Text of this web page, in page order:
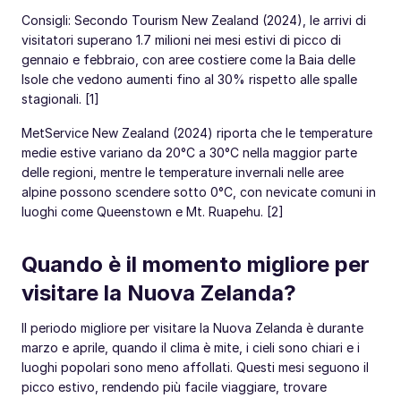
Consigli: Secondo Tourism New Zealand (2024), le arrivi di
visitatori superano 1.7 milioni nei mesi estivi di picco di
gennaio e febbraio, con aree costiere come la Baia delle
Isole che vedono aumenti fino al 30% rispetto alle spalle
stagionali. [1]
MetService New Zealand (2024) riporta che le temperature
medie estive variano da 20°C a 30°C nella maggior parte
delle regioni, mentre le temperature invernali nelle aree
alpine possono scendere sotto 0°C, con nevicate comuni in
luoghi come Queenstown e Mt. Ruapehu. [2]
Quando è il momento migliore per
visitare la Nuova Zelanda?
Il periodo migliore per visitare la Nuova Zelanda è durante
marzo e aprile, quando il clima è mite, i cieli sono chiari e i
luoghi popolari sono meno affollati. Questi mesi seguono il
picco estivo, rendendo più facile viaggiare, trovare